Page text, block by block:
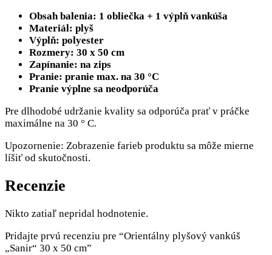
Obsah balenia: 1 obliečka + 1 výplň vankúša
Materiál: plyš
Výplň: polyester
Rozmery: 30 x 50 cm
Zapínanie: na zips
Pranie: pranie max. na 30 °C
Pranie výplne sa neodporúča
Pre dlhodobé udržanie kvality sa odporúča prať v práčke
maximálne na 30 ° C.
Upozornenie: Zobrazenie farieb produktu sa môže mierne
líšiť od skutočnosti.
Recenzie
Nikto zatiaľ nepridal hodnotenie.
Pridajte prvú recenziu pre “Orientálny plyšový vankúš
„Sanir“ 30 x 50 cm”